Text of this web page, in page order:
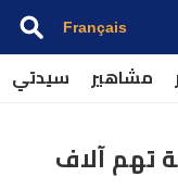
Français
مشاهير سيدتي
تهم آلاف